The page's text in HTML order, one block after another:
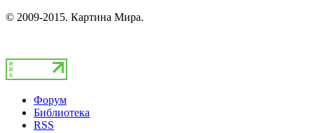
© 2009-2015. Картина Мира.
Форум
Библиотека
RSS